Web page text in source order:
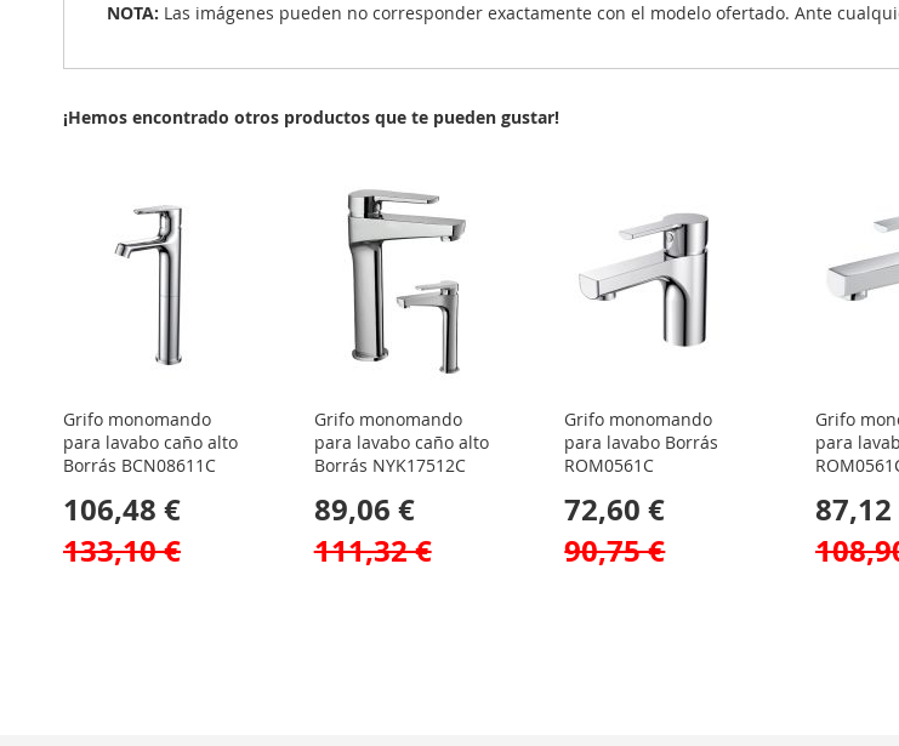
NOTA: Las imágenes pueden no corresponder exactamente con el modelo ofertado. Ante
¡Hemos encontrado otros productos que te pueden gustar!
Grifo monomando
para lavabo caño alto
Borrás BCN08611C
106,48 €
133,10 €
Grifo monomando
para lavabo caño alto
Borrás NYK17512C
89,06 €
111,32 €
Grifo monomando
para lavabo Borrás
ROM0561C
72,60 €
90,75 €
Grifo
para
87,12